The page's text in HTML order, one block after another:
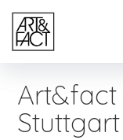
Stuttgart